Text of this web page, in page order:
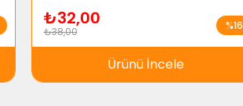
₺32,00
₺38,00
Ürünü İncele
%16